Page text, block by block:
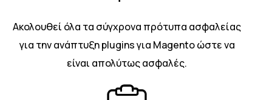
Ακολουθεί όλα τα σύγχρονα πρότυπα ασφαλείας
για την ανάπτυξη plugins για Magento ώστε να
είναι απολύτως ασφαλές.